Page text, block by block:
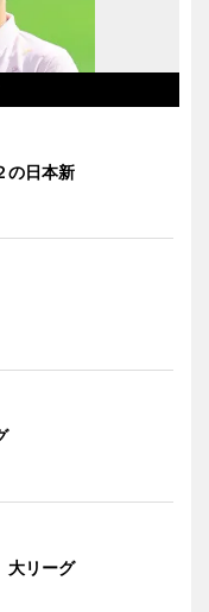
の日本新
大リーグ